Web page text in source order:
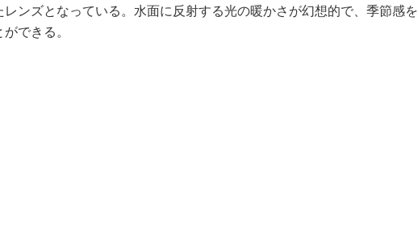
レンズとなっている。水面に反射する光の暖かさが幻想的で、季節感を
できる。